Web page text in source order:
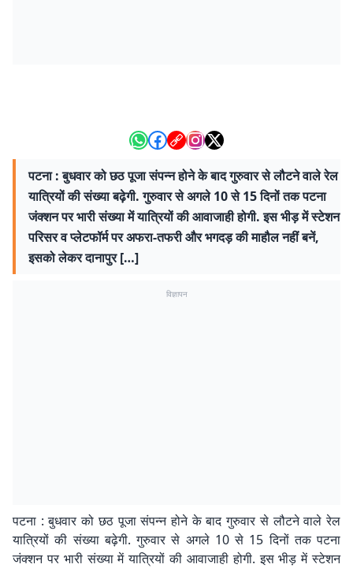
पटना : बुधवार को छठ पूजा संपन्न होने के बाद गुरुवार से लौटने वाले रेल
यात्रियों की संख्या बढ़ेगी. गुरुवार से अगले 10 से 15 दिनों तक पटना
जंक्शन पर भारी संख्या में यात्रियों की आवाजाही होगी. इस भीड़ में स्टेशन
परिसर व प्लेटफॉर्म पर अफरा-तफरी और भगदड़ की माहौल नहीं बनें,
इसको लेकर दानापुर […]
विज्ञापन
पटना : बुधवार को छठ पूजा संपन्न होने के बाद गुरुवार से लौटने वाले रेल
यात्रियों की संख्या बढ़ेगी. गुरुवार से अगले 10 से 15 दिनों तक पटना
जंक्शन पर भारी संख्या में यात्रियों की आवाजाही होगी. इस भीड़ में स्टेशन